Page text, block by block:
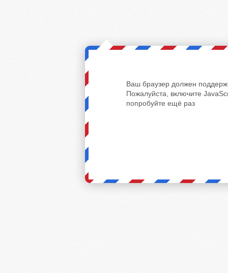
Ваш браузер должен
Пожалуйста, включите
попробуйте ещё раз